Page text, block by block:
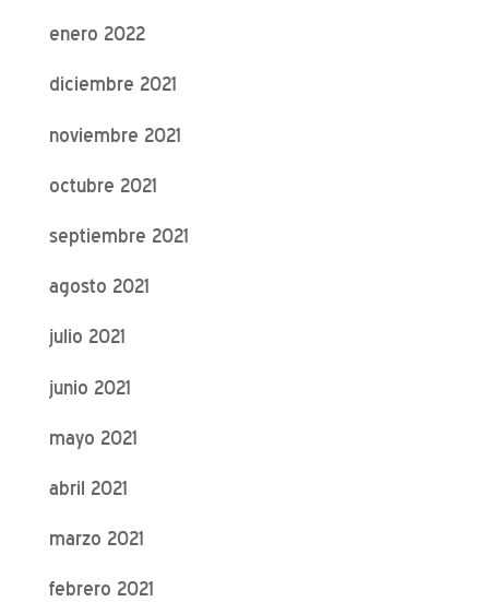
enero 2022
diciembre 2021
noviembre 2021
octubre 2021
septiembre 2021
agosto 2021
julio 2021
junio 2021
mayo 2021
abril 2021
marzo 2021
febrero 2021